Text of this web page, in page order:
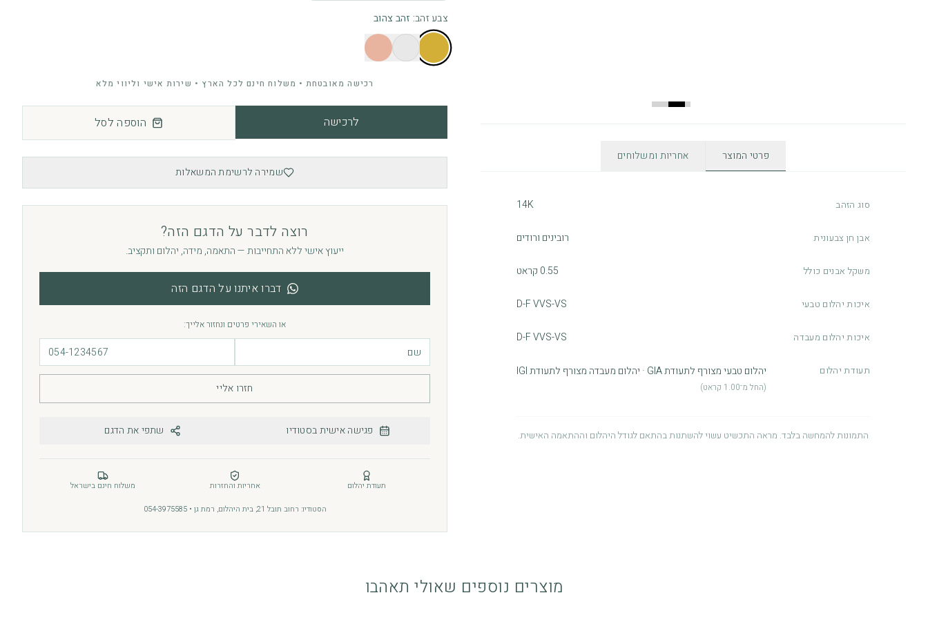
פרטי המוצר אחריות ומשלוחים
סוג הזהב 14K
אבן חן צבעונית רובינים ורודים
משקל אבנים כולל 0.55 קראט
איכות יהלום טבעי D-F VVS-VS
איכות יהלום מעבדה D-F VVS-VS
תעודת יהלום יהלום טבעי מצורף לתעודת GIA · יהלום מעבדה מצורף לתעודת IGI
(החל מ־1.00 קראט)
התמונות להמחשה בלבד. מראה התכשיט עשוי להשתנות בהתאם לגודל היהלום וההתאמה האישית.
התכשיט מיוצר מזהב איכותי (14K / 18K) ומתאים לשימוש יומיומי. כדי לשמור על הברק והגימור, מומלץ להימנע
צבע זהב: זהב צהוב
רכישה מאובטחת • משלוח חינם לכל הארץ • שירות אישי וליווי מלא
לרכישה הוספה לסל
שמירה לרשימת המשאלות
רוצה לדבר על הדגם הזה?
ייעוץ אישי ללא התחייבות — התאמה, מידה, יהלום ותקציב.
דברו איתנו על הדגם הזה
או השאירי פרטים ונחזור אלייך:
חזרו אליי
פגישה אישית בסטודיו שתפי את הדגם
תעודת יהלום אחריות והחזרות
משלוח חינם בישראל
הסטודיו: רחוב תובל 21, בית היהלום, רמת גן • 054-3975585
מוצרים נוספים שאולי תאהבו